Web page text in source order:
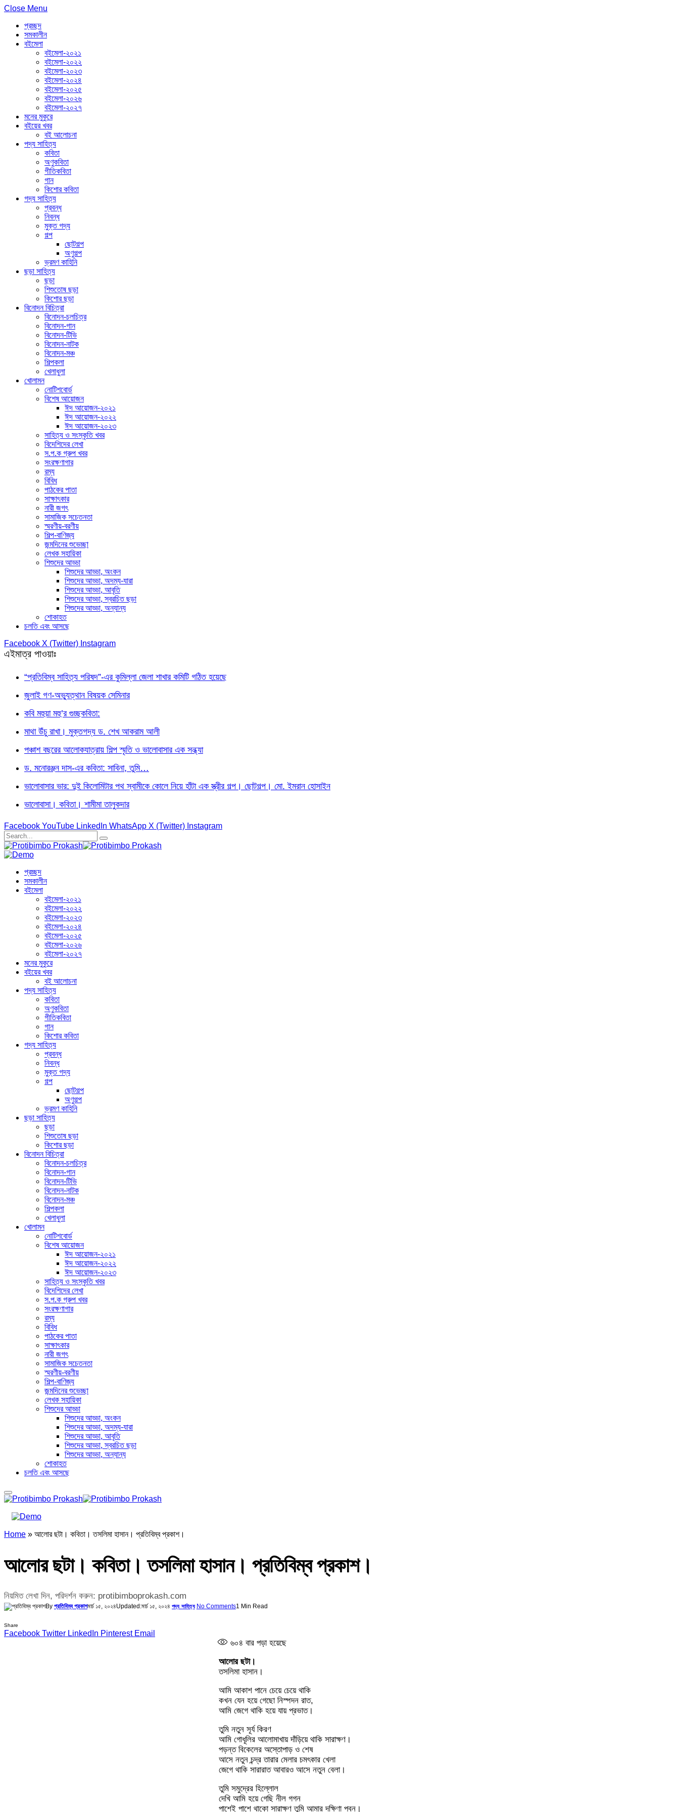
Close Menu
প্রচ্ছদ
সমকালীন
বইমেলা
বইমেলা-২০২১
বইমেলা-২০২২
বইমেলা-২০২৩
বইমেলা-২০২৪
বইমেলা-২০২৫
বইমেলা-২০২৬
বইমেলা-২০২৭
মনের মুকুরে
বইয়ের খবর
বই আলোচনা
পদ্য সাহিত্য
কবিতা
অণুকবিতা
গীতিকবিতা
গান
কিশোর কবিতা
গদ্য সাহিত্য
প্রবন্ধ
নিবন্ধ
মুক্ত গদ্য
গল্প
ছোটগল্প
অণুগল্প
ভ্রমণ কাহিনি
ছড়া সাহিত্য
ছড়া
শিশুতোষ ছড়া
কিশোর ছড়া
বিনোদন বিচিত্রা
বিনোদন-চলচিত্র
বিনোদন-গান
বিনোদন-টিভি
বিনোদন-নাটক
বিনোদন-মঞ্চ
শিল্পকলা
খেলাধুলা
খোলামন
নোটিশবোর্ড
বিশেষ আয়োজন
ঈদ আয়োজন-২০২১
ঈদ আয়োজন-২০২২
ঈদ আয়োজন-২০২৩
সাহিত্য ও সংস্কৃতি খবর
বিদেশিদের লেখা
স.প.ক গ্রুপ খবর
সংরক্ষণাগার
রম্য
বিবিধ
পাঠকের পাতা
সাক্ষাৎকার
নারী জগৎ
সামাজিক সচেতনতা
স্মরণীয়-বরণীয়
শিল্প-বাণিজ্য
জন্মদিনের শুভেচ্ছা
লেখক সহায়িকা
শিশুদের আড্ডা
শিশুদের আড্ডা, অংকন
শিশুদের আড্ডা, অদম্য-যারা
শিশুদের আড্ডা, আবৃতি
শিশুদের আড্ডা, স্বরচিত ছড়া
শিশুদের আড্ডা, অন্যান্য
শোকাহত
চলতি এবং আসছে
Facebook X (Twitter) Instagram
এইমাত্র পাওয়াঃ
“প্রতিবিম্ব সাহিত্য পরিষদ”-এর কুমিল্লা জেলা শাখার কমিটি গঠিত হয়েছে
জুলাই গণ-অভ্যুত্থান বিষয়ক সেমিনার
কবি মহুয়া মহু’র গুচ্ছকবিতা:
মাথা উঁচু রাখা। মুক্তগদ্য ড. শেখ আকরাম আলী
পঞ্চাশ বছরের আলোকযাত্রায় শিল্প স্মৃতি ও ভালোবাসার এক সন্ধ্যা
ড. মনোরঞ্জন দাস-এর কবিতা: সাবিনা, তুমি…
ভালোবাসার ভার: দুই কিলোমিটার পথ স্বামীকে কোলে নিয়ে হাঁটা এক স্ত্রীর গল্প। ছোটগল্প। ‎মো. ইমরান হোসাইন
ভালোবাসা। কবিতা। শামীমা তালুকদার
Facebook YouTube LinkedIn WhatsApp X (Twitter) Instagram
প্রচ্ছদ
সমকালীন
বইমেলা
বইমেলা-২০২১
বইমেলা-২০২২
বইমেলা-২০২৩
বইমেলা-২০২৪
বইমেলা-২০২৫
বইমেলা-২০২৬
বইমেলা-২০২৭
মনের মুকুরে
বইয়ের খবর
বই আলোচনা
পদ্য সাহিত্য
কবিতা
অণুকবিতা
গীতিকবিতা
গান
কিশোর কবিতা
গদ্য সাহিত্য
প্রবন্ধ
নিবন্ধ
মুক্ত গদ্য
গল্প
ছোটগল্প
অণুগল্প
ভ্রমণ কাহিনি
ছড়া সাহিত্য
ছড়া
শিশুতোষ ছড়া
কিশোর ছড়া
বিনোদন বিচিত্রা
বিনোদন-চলচিত্র
বিনোদন-গান
বিনোদন-টিভি
বিনোদন-নাটক
বিনোদন-মঞ্চ
শিল্পকলা
খেলাধুলা
খোলামন
নোটিশবোর্ড
বিশেষ আয়োজন
ঈদ আয়োজন-২০২১
ঈদ আয়োজন-২০২২
ঈদ আয়োজন-২০২৩
সাহিত্য ও সংস্কৃতি খবর
বিদেশিদের লেখা
স.প.ক গ্রুপ খবর
সংরক্ষণাগার
রম্য
বিবিধ
পাঠকের পাতা
সাক্ষাৎকার
নারী জগৎ
সামাজিক সচেতনতা
স্মরণীয়-বরণীয়
শিল্প-বাণিজ্য
জন্মদিনের শুভেচ্ছা
লেখক সহায়িকা
শিশুদের আড্ডা
শিশুদের আড্ডা, অংকন
শিশুদের আড্ডা, অদম্য-যারা
শিশুদের আড্ডা, আবৃতি
শিশুদের আড্ডা, স্বরচিত ছড়া
শিশুদের আড্ডা, অন্যান্য
শোকাহত
চলতি এবং আসছে
Home » আলোর ছটা। কবিতা। তসলিমা হাসান। প্রতিবিম্ব প্রকাশ।
আলোর ছটা। কবিতা। তসলিমা হাসান। প্রতিবিম্ব প্রকাশ।
নিয়মিত লেখা দিন, পরিদর্শন করুন: protibimboprokash.com
By প্রতিবিম্ব প্রকাশমার্চ ১৫, ২০২৪Updated:মার্চ ১৫, ২০২৪ পদ্য সাহিত্য No Comments1 Min Read
Share
Facebook Twitter LinkedIn Pinterest Email
৬০৪ বার পড়া হয়েছে
আলোর ছটা।
তসলিমা হাসান।
আমি আকাশ পানে চেয়ে চেয়ে থাকি
কখন যেন হয়ে গেছো নিস্পদন রাত,
আমি জেগে থাকি হয়ে যায় প্রভাত।
তুমি নতুন সূর্য কিরণ
আমি গোধূলির আলোমাখায় দাঁড়িয়ে থাকি সারাক্ষণ।
পড়ন্ত বিকেলের অস্তোপাড় ও শেষ
আসে নতুন চন্দ্র তারার মেলার চমৎকার খেলা
জেগে থাকি সারারাত আবারও আসে নতুন বেলা।
তুমি সমুদ্রের হিল্লোল
দেখি আমি হয়ে গেছি নীল গগন
পাশেই পাশে থাকো সারাক্ষণ তুমি আমার দক্ষিণা পবন।